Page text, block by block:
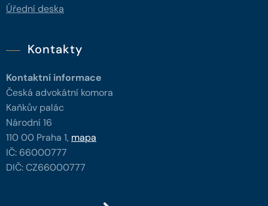
Úřední deska
Kontakty
Kontaktní informace
Česká advokátní komora
Kaňkův palác
Národní 16
110 00 Praha 1, mapa
IČ: 66000777
DIČ: CZ66000777